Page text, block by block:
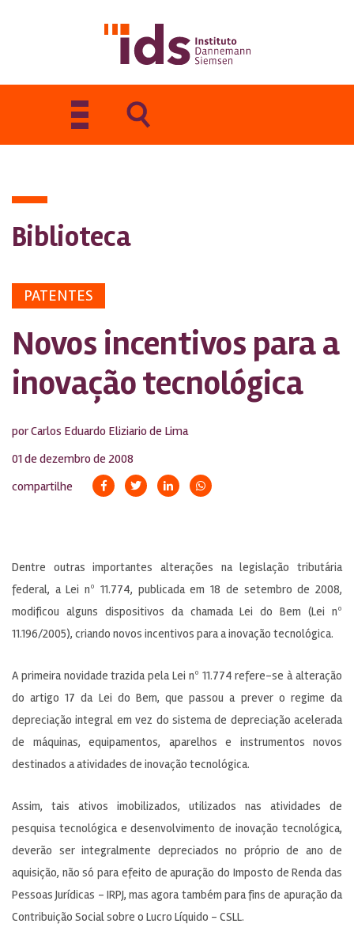
Toggle
navigation
Biblioteca
PATENTES
Novos incentivos para a
inovação tecnológica
por Carlos Eduardo Eliziario de Lima
01 de dezembro de 2008
compartilhe
Dentre outras importantes alterações na legislação tributária
federal, a Lei nº 11.774, publicada em 18 de setembro de 2008,
modificou alguns dispositivos da chamada Lei do Bem (Lei nº
11.196/2005), criando novos incentivos para a inovação tecnológica.
A primeira novidade trazida pela Lei nº 11.774 refere-se à alteração
do artigo 17 da Lei do Bem, que passou a prever o regime da
depreciação integral em vez do sistema de depreciação acelerada
de máquinas, equipamentos, aparelhos e instrumentos novos
destinados a atividades de inovação tecnológica.
Assim, tais ativos imobilizados, utilizados nas atividades de
pesquisa tecnológica e desenvolvimento de inovação tecnológica,
deverão ser integralmente depreciados no próprio de ano de
aquisição, não só para efeito de apuração do Imposto de Renda das
Pessoas Jurídicas – IRPJ, mas agora também para fins de apuração da
Contribuição Social sobre o Lucro Líquido – CSLL.